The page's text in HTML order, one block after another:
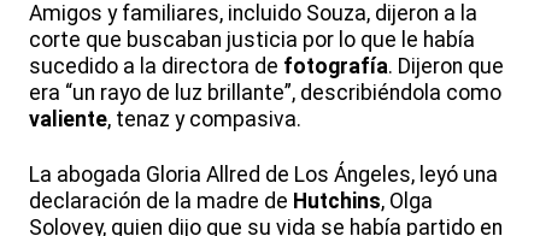
Amigos y familiares, incluido Souza, dijeron a la
corte que buscaban justicia por lo que le había
sucedido a la directora de fotografía. Dijeron que
era “un rayo de luz brillante”, describiéndola como
valiente, tenaz y compasiva.
La abogada Gloria Allred de Los Ángeles, leyó una
declaración de la madre de Hutchins, Olga
Solovey, quien dijo que su vida se había partido en